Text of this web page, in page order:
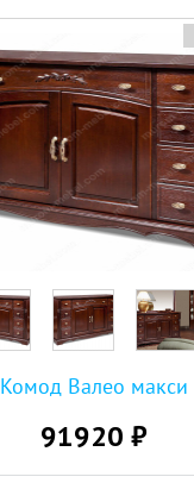
Комод Валео макси
91920 ₽